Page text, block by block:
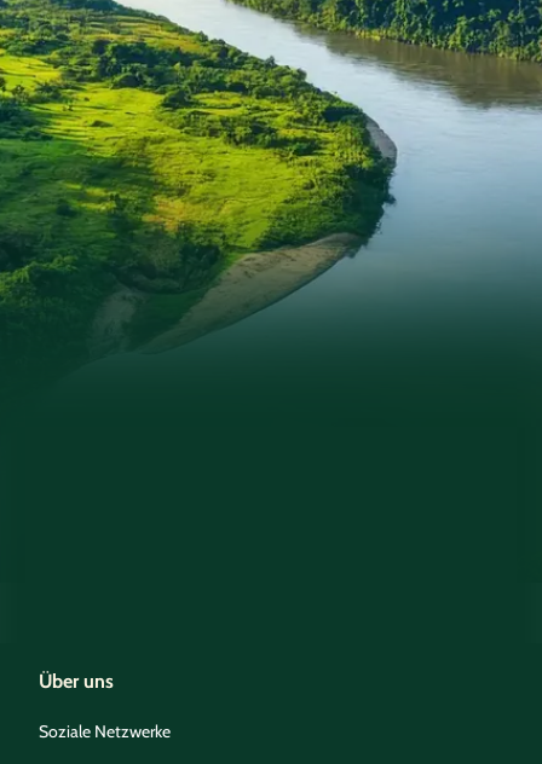
Über uns
Soziale Netzwerke